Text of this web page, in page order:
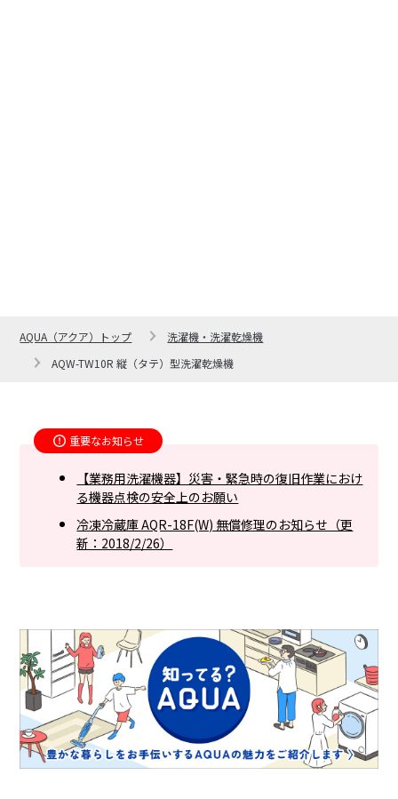
AQUA（アクア）トップ
洗濯機・洗濯乾燥機
AQW-TW10R 縦（タテ）型洗濯乾燥機
重要なお知らせ
【業務用洗濯機器】災害・緊急時の復旧作業におけ
る機器点検の安全上のお願い
冷凍冷蔵庫 AQR-18F(W) 無償修理のお知らせ（更
新：2018/2/26）